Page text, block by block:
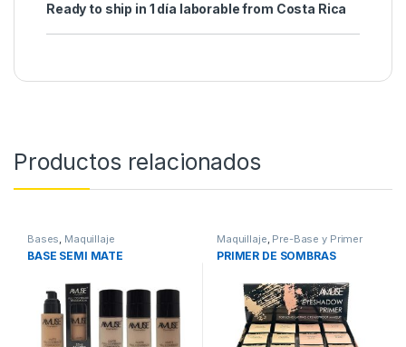
Ready to ship in 1 día laborable from Costa Rica
Productos relacionados
Bases, Maquillaje
BASE SEMI MATE
Maquillaje, Pre-Base y Primer
PRIMER DE SOMBRAS